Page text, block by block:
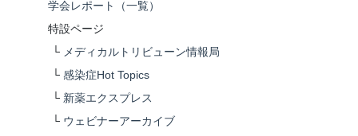
学会レポート（一覧）
特設ページ
└ メディカルトリビューン情報局
└ 感染症Hot Topics
└ 新薬エクスプレス
└ ウェビナーアーカイブ